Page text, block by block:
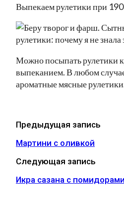
Выпекаем рулетики при
Можно посыпать рулетики
выпеканием. В любом
ароматные мясные
Предыдущая запись
Мартини с оливкой
Следующая запись
Икра сазана с помидорами